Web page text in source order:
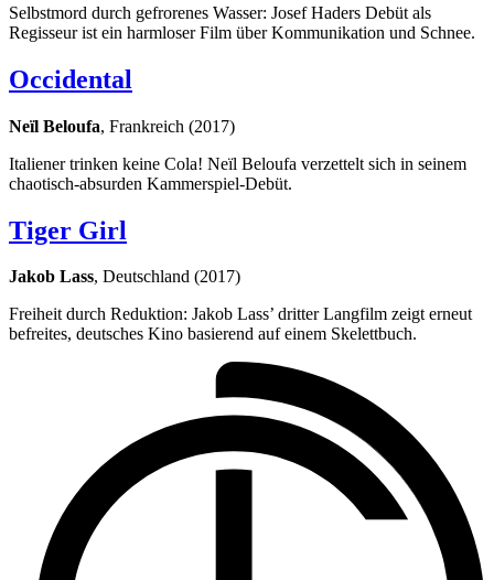
Selbstmord durch gefrorenes Wasser: Josef Haders Debüt als
Regisseur ist ein harmloser Film über Kommunikation und Schnee.
Occidental
Neïl Beloufa, Frankreich (2017)
Italiener trinken keine Cola! Neïl Beloufa verzettelt sich in seinem
chaotisch-absurden Kammerspiel-Debüt.
Tiger Girl
Jakob Lass, Deutschland (2017)
Freiheit durch Reduktion: Jakob Lass’ dritter Langfilm zeigt erneut
befreites, deutsches Kino basierend auf einem Skelettbuch.